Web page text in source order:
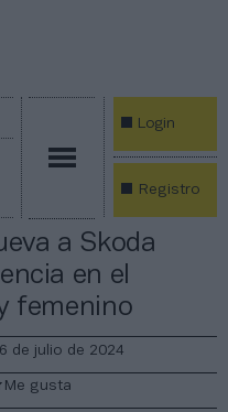
Login
Registro
a Skoda
en el
femenino
de julio de 2024
Me gusta